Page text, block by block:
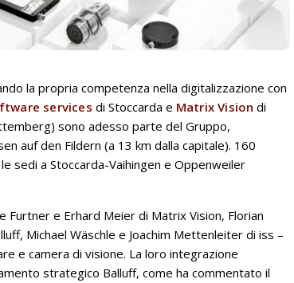
la propria competenza nella digitalizzazione con
services di Stoccarda e Matrix Vision di
sono adesso parte del Gruppo,
auf den Fildern (a 13 km dalla capitale). 160
sedi a Stoccarda-Vaihingen e Oppenweiler
e Erhard Meier di Matrix Vision, Florian
Michael Wäschle e Joachim Mettenleiter di iss –
e camera di visione. La loro integrazione
strategico Balluff, come ha commentato il